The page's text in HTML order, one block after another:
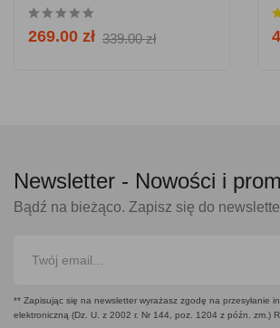
269.00 zł 339.00 zł
Newsletter - Nowości i
Bądź na bieżąco. Zapisz się do
** Zapisując się na newsletter wyrażasz zgodę na przesyłanie
elektroniczną (Dz. U. z 2002 r. Nr 144, poz. 1204 z późn. zm.)